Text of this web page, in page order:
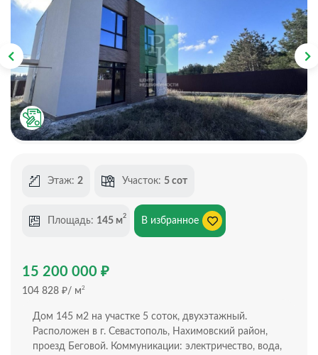
Этаж: 2 Участок: 5 сот
Площадь: 145 м2 В избранное
15 200 000 ₽
104 828 ₽/ м2
Дом 145 м2 на участке 5 соток, двухэтажный.
Расположен в г. Севастополь, Нахимовский район,
проезд Беговой. Коммуникации: электричество, вода,